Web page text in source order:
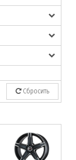
Сбросить